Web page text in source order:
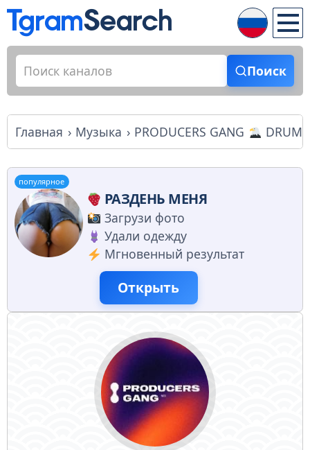
Поиск
Главная Музыка PRODUCERS GANG DRUM
популярное
РАЗДЕНЬ МЕНЯ
Загрузи фото
Удали одежду
Мгновенный результат
Открыть